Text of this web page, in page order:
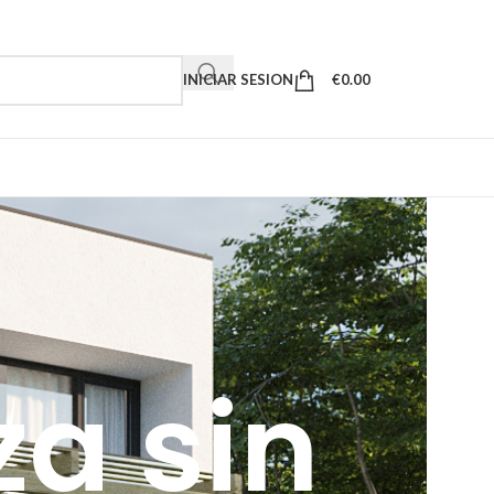
INICIAR SESION €0.00
sin